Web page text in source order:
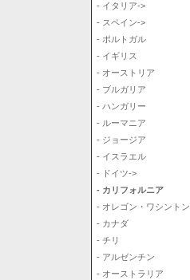
- イタリア->
- スペイン->
- ポルトガル
- イギリス
- オーストリア
- ブルガリア
- ハンガリー
- ルーマニア
- ジョージア
- イスラエル
- ドイツ->
- カリフォルニア
- オレゴン・ワシントン
- カナダ
- チリ
- アルゼンチン
- オーストラリア